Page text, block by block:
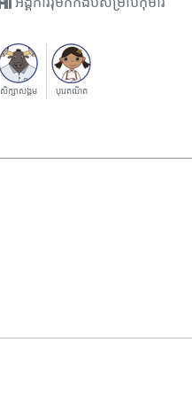
សិក្សាសង្គម បុរេគណិត